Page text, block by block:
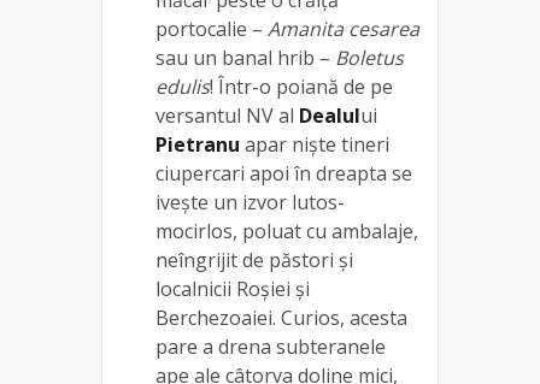
portocalie – Amanita cesarea
sau un banal hrib – Boletus
edulis! Într-o poiană de pe
versantul NV al Dealului
Pietranu apar niște tineri
ciupercari apoi în dreapta se
ivește un izvor lutos-
mocirlos, poluat cu ambalaje,
neîngrijit de păstori și
localnicii Roșiei și
Berchezoaiei. Curios, acesta
pare a drena subteranele
ape ale câtorva doline mici,